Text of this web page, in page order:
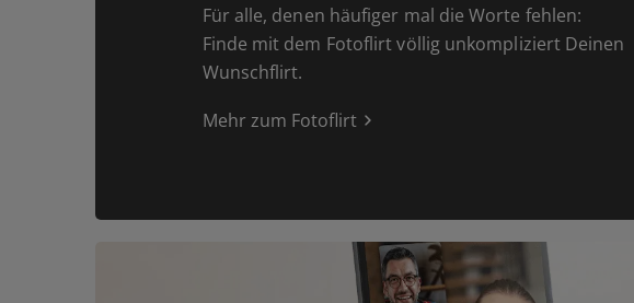
Für alle, denen häufiger mal die Worte fehlen:
Finde mit dem Fotoflirt völlig unkompliziert Deinen
Wunschflirt.
Mehr zum Fotoflirt